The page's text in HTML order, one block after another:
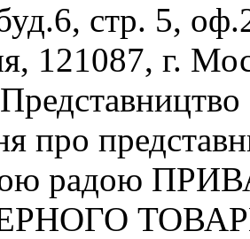
стр. 5,
121087, г.
про
радою